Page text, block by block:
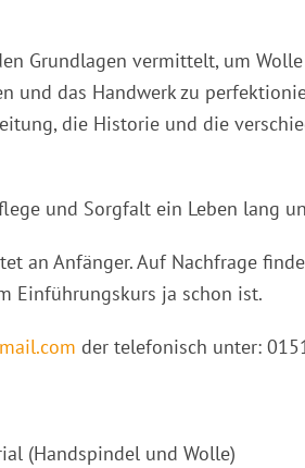
Grundlagen vermittelt, um
und das Handwerk zu
die Historie und die
und Sorgfalt ein Leben lang
an Anfänger. Auf Nachfrage
Einführungskurs ja schon ist.
der telefonisch unter:
(Handspindel und Wolle)